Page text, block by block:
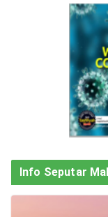
Info Seputar